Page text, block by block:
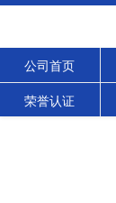
公司首页
荣誉认证